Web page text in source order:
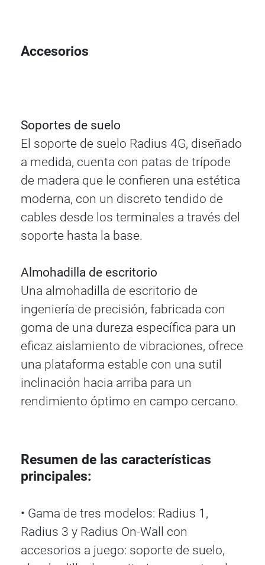
Accesorios
Soportes de suelo
El soporte de suelo Radius 4G, diseñado
a medida, cuenta con patas de trípode
de madera que le confieren una estética
moderna, con un discreto tendido de
cables desde los terminales a través del
soporte hasta la base.
Almohadilla de escritorio
Una almohadilla de escritorio de
ingeniería de precisión, fabricada con
goma de una dureza específica para un
eficaz aislamiento de vibraciones, ofrece
una plataforma estable con una sutil
inclinación hacia arriba para un
rendimiento óptimo en campo cercano.
Resumen de las características
principales:
• Gama de tres modelos: Radius 1,
Radius 3 y Radius On-Wall con
accesorios a juego: soporte de suelo,